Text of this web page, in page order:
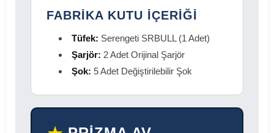
FABRİKA KUTU İÇERİĞİ
Tüfek: Serengeti SRBULL (1 Adet)
Şarjör: 2 Adet Orijinal Şarjör
Şok: 5 Adet Değiştirilebilir Şok